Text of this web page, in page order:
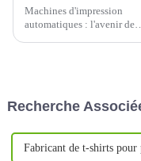
Machines d'impression
automatiques : l'avenir de
et les particuliers
Recherche
Fabricant de t-shirts pour